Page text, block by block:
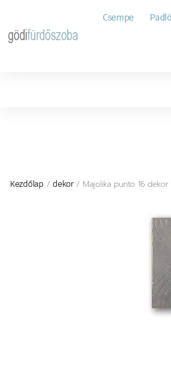
Csempe
Kezdőlap /dekor/ Majolika punto 16 dekor